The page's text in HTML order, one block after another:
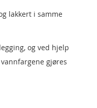
lakkert i samme
og ved hjelp
gjøres